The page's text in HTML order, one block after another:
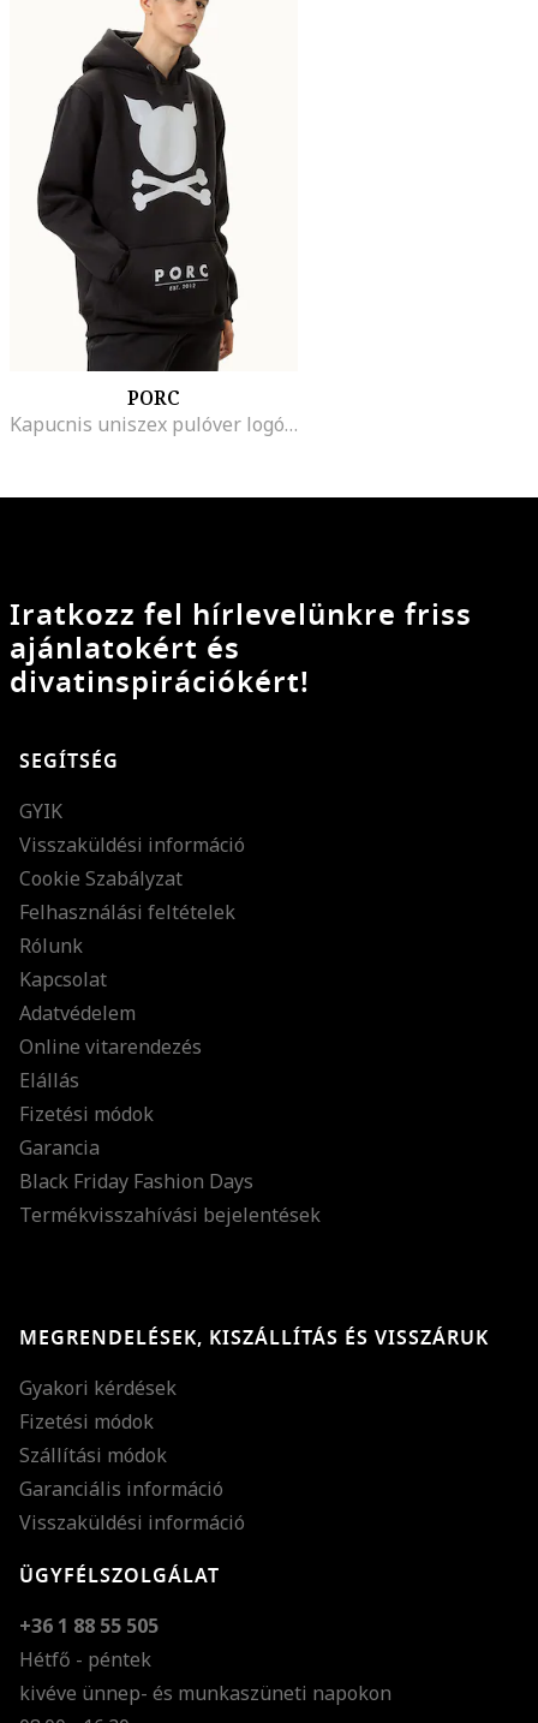
PORC
Kapucnis uniszex pulóver logóval, Fekete/Hamuszürke
Iratkozz fel hírlevelünkre friss
ajánlatokért és
divatinspirációkért!
SEGÍTSÉG
GYIK
Visszaküldési információ
Cookie Szabályzat
Felhasználási feltételek
Rólunk
Kapcsolat
Adatvédelem
Online vitarendezés
Elállás
Fizetési módok
Garancia
Black Friday Fashion Days
Termékvisszahívási bejelentések
MEGRENDELÉSEK, KISZÁLLÍTÁS ÉS VISSZÁRUK
Gyakori kérdések
Fizetési módok
Szállítási módok
Garanciális információ
Visszaküldési információ
ÜGYFÉLSZOLGÁLAT
+36 1 88 55 505
Hétfő - péntek
kivéve ünnep- és munkaszüneti napokon